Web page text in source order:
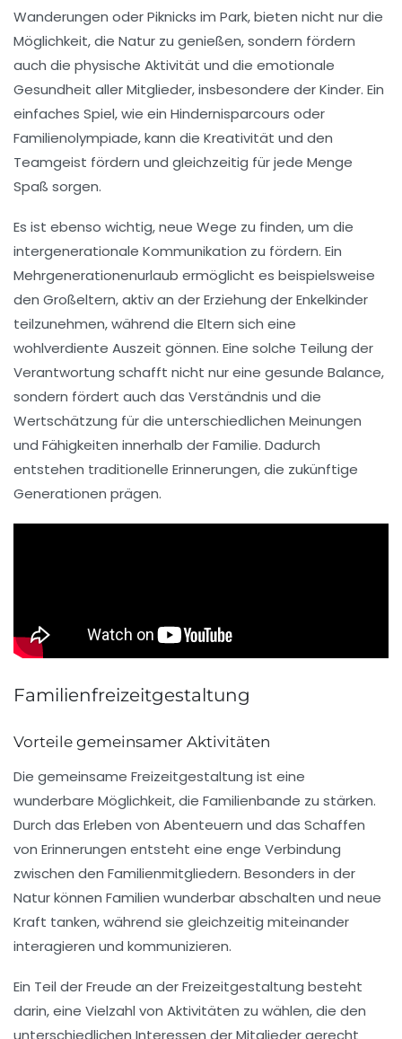
Wanderungen oderPiknicks im Park, bieten nicht nur die
Möglichkeit, die Natur zu genießen, sondern fördern
auch die physische Aktivität und die emotionale
Gesundheit aller Mitglieder, insbesondere der Kinder. Ein
einfaches Spiel, wie ein Hindernisparcours oder
Familienolympiade, kann die Kreativität und den
Teamgeist fördern und gleichzeitig für jede Menge
Spaß sorgen.
Es ist ebenso wichtig, neue Wege zu finden, um die
intergenerationale Kommunikation zu fördern. Ein
Mehrgenerationenurlaub ermöglicht es beispielsweise
den Großeltern, aktiv an der Erziehung der Enkelkinder
teilzunehmen, während die Eltern sich eine
wohlverdiente Auszeit gönnen. Eine solche Teilung der
Verantwortung schafft nicht nur eine gesunde Balance,
sondern fördert auch das Verständnis und die
Wertschätzung für die unterschiedlichen Meinungen
und Fähigkeiten innerhalb der Familie. Dadurch
entstehen traditionelle Erinnerungen, die zukünftige
Generationen prägen.
Familienfreizeitgestaltung
Vorteile gemeinsamer Aktivitäten
Die gemeinsame Freizeitgestaltung ist eine
wunderbare Möglichkeit, die Familienbande zu stärken.
Durch das Erleben von Abenteuern und das Schaffen
von Erinnerungen entsteht eine enge Verbindung
zwischen den Familienmitgliedern. Besonders in der
Natur können Familien wunderbarabschalten und neue
Kraft tanken, während sie gleichzeitig miteinander
interagieren und kommunizieren.
Ein Teil der Freude an der Freizeitgestaltung besteht
darin, eine Vielzahl von Aktivitäten zu wählen, die den
unterschiedlichen Interessen der Mitglieder gerecht